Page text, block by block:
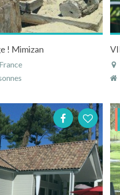
! Mimizan